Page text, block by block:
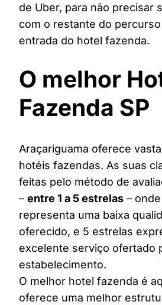
de Uber, para não precisar
com o restante do
entrada do hotel fazenda.
O melhor
Fazenda SP
Araçariguama oferece
hotéis fazendas. As suas
feitas pelo método de
– entre 1 a 5 estrelas –
representa uma baixa
oferecido, e 5 estrelas
excelente serviço ofertado
estabelecimento.
O melhor hotel fazenda é
oferece uma melhor